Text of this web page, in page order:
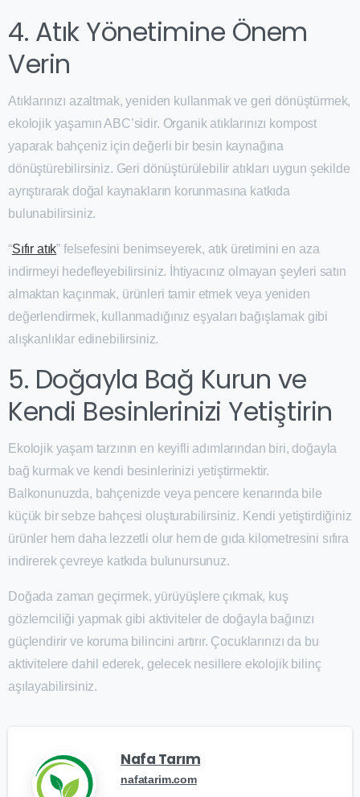
4. Atık Yönetimine Önem
Verin
Atıklarınızı azaltmak, yeniden kullanmak ve geri dönüştürmek,
ekolojik yaşamın ABC’sidir. Organik atıklarınızı kompost
yaparak bahçeniz için değerli bir besin kaynağına
dönüştürebilirsiniz. Geri dönüştürülebilir atıkları uygun şekilde
ayrıştırarak doğal kaynakların korunmasına katkıda
bulunabilirsiniz.
“Sıfır atık” felsefesini benimseyerek, atık üretimini en aza
indirmeyi hedefleyebilirsiniz. İhtiyacınız olmayan şeyleri satın
almaktan kaçınmak, ürünleri tamir etmek veya yeniden
değerlendirmek, kullanmadığınız eşyaları bağışlamak gibi
alışkanlıklar edinebilirsiniz.
5. Doğayla Bağ Kurun ve
Kendi Besinlerinizi Yetiştirin
Ekolojik yaşam tarzının en keyifli adımlarından biri, doğayla
bağ kurmak ve kendi besinlerinizi yetiştirmektir.
Balkonunuzda, bahçenizde veya pencere kenarında bile
küçük bir sebze bahçesi oluşturabilirsiniz. Kendi yetiştirdiğiniz
ürünler hem daha lezzetli olur hem de gıda kilometresini sıfıra
indirerek çevreye katkıda bulunursunuz.
Doğada zaman geçirmek, yürüyüşlere çıkmak, kuş
gözlemciliği yapmak gibi aktiviteler de doğayla bağınızı
güçlendirir ve koruma bilincini artırır. Çocuklarınızı da bu
aktivitelere dahil ederek, gelecek nesillere ekolojik bilinç
aşılayabilirsiniz.
Nafa Tarım
nafatarim.com